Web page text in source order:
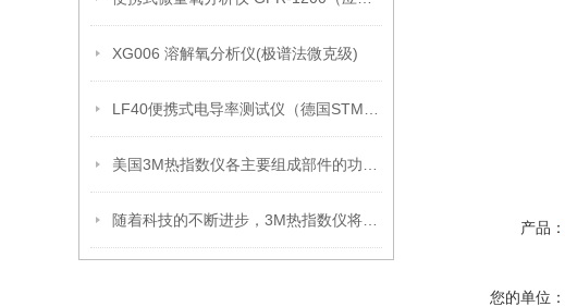
XG006 溶解氧分析仪(极谱法微克级)
产品：
您的单位：